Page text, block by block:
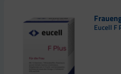
Eucell F